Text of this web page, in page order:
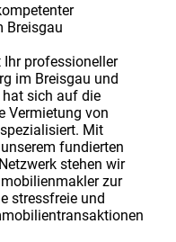
Breisgau
professioneller
im Breisgau und
hat sich auf die
Vermietung von
Mit
fundierten
stehen wir
zur
stressfreie und